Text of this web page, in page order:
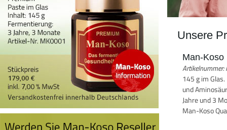
Unsere
Man-Koso
145 g im
und
Jahre und 3
Man-Koso